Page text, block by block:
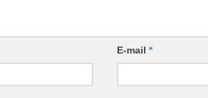
E-mail*